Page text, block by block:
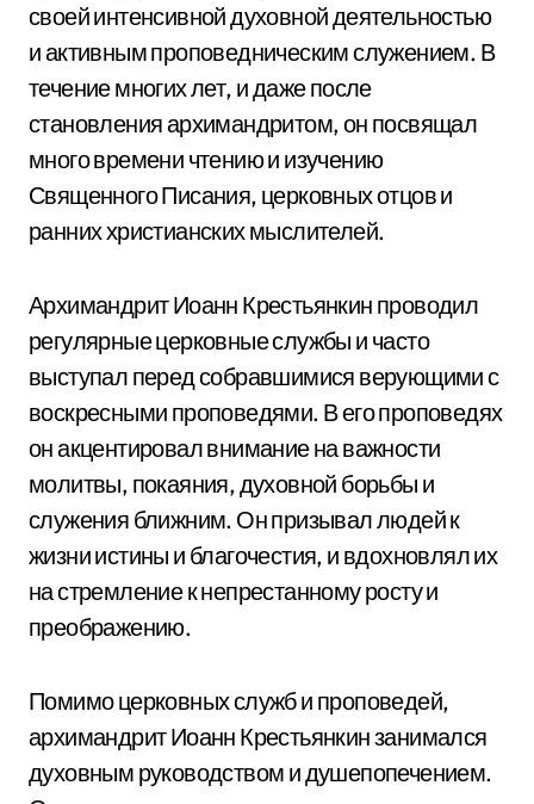
своей интенсивной духовной деятельностью
и активным проповедническим служением. В
течение многих лет, и даже после
становления архимандритом, он посвящал
много времени чтению и изучению
Священного Писания, церковных отцов и
ранних христианских мыслителей.
Архимандрит Иоанн Крестьянкин проводил
регулярные церковные службы и часто
выступал перед собравшимися верующими с
воскресными проповедями. В его проповедях
он акцентировал внимание на важности
молитвы, покаяния, духовной борьбы и
служения ближним. Он призывал людей к
жизни истины и благочестия, и вдохновлял их
на стремление к непрестанному росту и
преображению.
Помимо церковных служб и проповедей,
архимандрит Иоанн Крестьянкин занимался
духовным руководством и душепопечением.